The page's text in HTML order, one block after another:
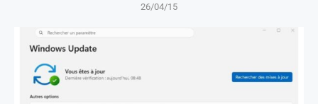
26/04/15